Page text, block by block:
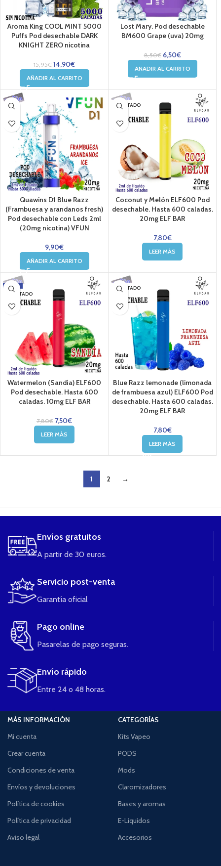
Aroma King COOL MINT 5000
Puffs Pod desechable DARK
KNIGHT ZERO nicotina
15,95€ 14,90€
AÑADIR AL CARRITO
Lost Mary. Pod desechable
BM600 Grape (uva) 20mg
8,50€ 6,50€
AÑADIR AL CARRITO
Quawins D1 Blue Razz
(Frambuesa y arandanos fresh)
Pod desechable con Leds 2ml
(20mg nicotina) VFUN
9,90€
AÑADIR AL CARRITO
AGOTADO
Coconut y Melón ELF600 Pod
desechable. Hasta 600 caladas.
20mg ELF BAR
7,80€
LEER MÁS
-4%
AGOTADO
Watermelon (Sandía) ELF600
Pod desechable. Hasta 600
caladas. 10mg ELF BAR
7,80€ 7,50€
LEER MÁS
AGOTADO
Blue Razz lemonade (limonada
de frambuesa azul) ELF600 Pod
desechable. Hasta 600 caladas.
20mg ELF BAR
7,80€
LEER MÁS
1 2
→
Envíos gratuitos
A partir de 30 euros.
Servicio post-venta
Garantía oficial
Pago online
Pasarelas de pago seguras.
Envío rápido
Entre 24 o 48 horas.
MÁS INFORMACIÓN
Mi cuenta
Crear cuenta
Condiciones de venta
Envíos y devoluciones
Política de cookies
Política de privacidad
Aviso legal
CATEGORÍAS
Kits Vapeo
PODS
Mods
Claromizadores
Bases y aromas
E-Líquidos
Accesorios